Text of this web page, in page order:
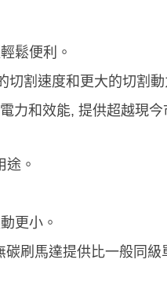
鬆便利。
割速度和更大的切割動
力和效能, 提供超越現今
。
更小。
刷馬達提供比一般同級